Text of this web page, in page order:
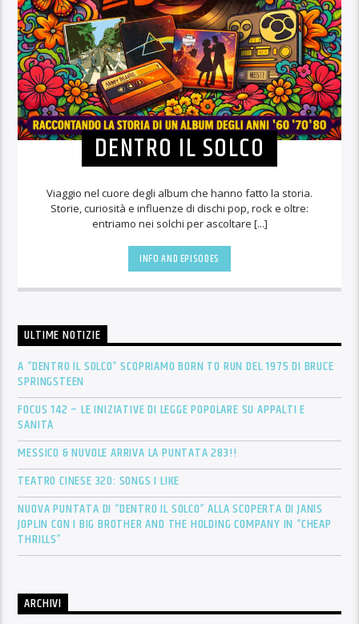
DENTRO IL SOLCO
Viaggio nel cuore degli album che hanno fatto la storia.
Storie, curiosità e influenze di dischi pop, rock e oltre:
entriamo nei solchi per ascoltare [...]
INFO AND EPISODES
ULTIME NOTIZIE
A “DENTRO IL SOLCO” SCOPRIAMO BORN TO RUN DEL 1975 DI BRUCE
SPRINGSTEEN
FOCUS 142 – LE INIZIATIVE DI LEGGE POPOLARE SU APPALTI E
SANITÀ
MESSICO & NUVOLE ARRIVA LA PUNTATA 283!!
TEATRO CINESE 320: SONGS I LIKE
NUOVA PUNTATA DI “DENTRO IL SOLCO” ALLA SCOPERTA DI JANIS
JOPLIN CON I BIG BROTHER AND THE HOLDING COMPANY IN “CHEAP
THRILLS”
ARCHIVI